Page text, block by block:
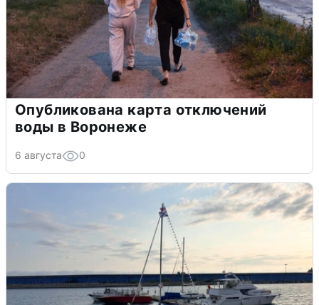
Опубликована карта отключений
воды в Воронеже
6 августа 0